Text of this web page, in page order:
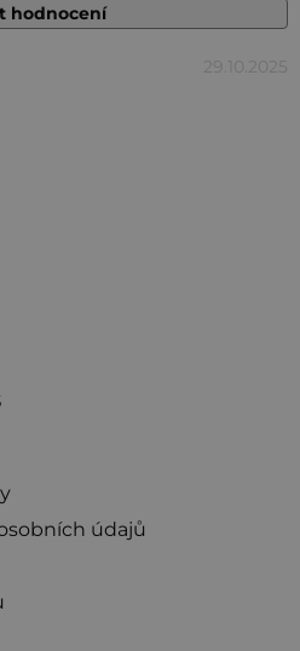
hodnocení
5 hvězdiček. 29.10.2025
údajů